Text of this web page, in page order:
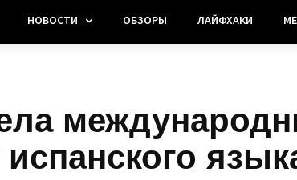
НОВОСТИ ОБЗОРЫ ЛАЙФХАКИ